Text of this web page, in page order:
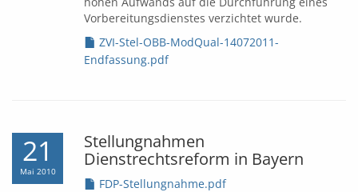
Vorbereitungsdienstes verzichtet wurde.
ZVI-Stel-OBB-ModQual-14072011-
Endfassung.pdf
21
Mai 2010
Stellungnahmen
Dienstrechtsreform in Bayern
FDP-Stellungnahme.pdf